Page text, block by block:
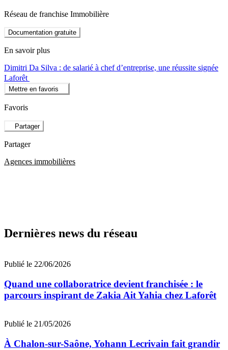
Réseau de franchise Immobilière
Documentation gratuite
En savoir plus
Dimitri Da Silva : de salarié à chef d’entreprise, une réussite signée
Laforêt
Mettre en favoris
Favoris
Partager
Partager
Agences immobilières
Dernières news du réseau
Publié le 22/06/2026
Quand une collaboratrice devient franchisée : le
parcours inspirant de Zakia Ait Yahia chez Laforêt
Publié le 21/05/2026
À Chalon-sur-Saône, Yohann Lecrivain fait grandir